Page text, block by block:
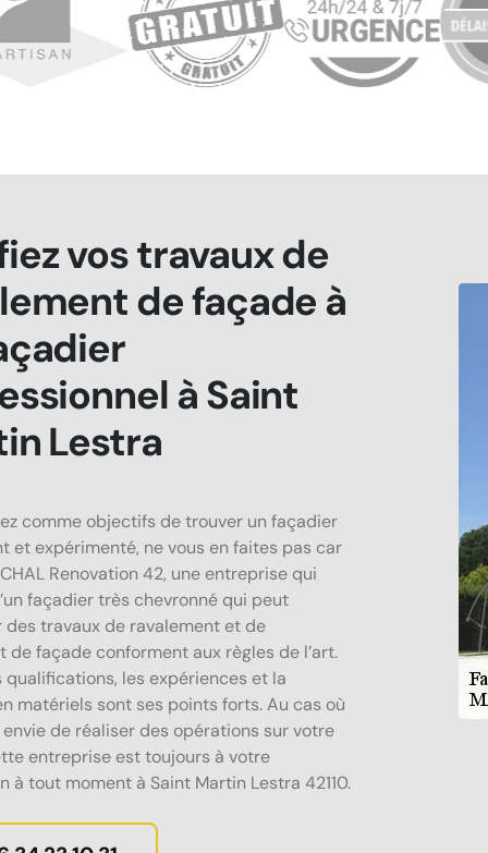
vos travaux de
de façade à
à Saint
Lestra
comme objectifs de trouver un façadier
et expérimenté, ne vous en faites pas car
Renovation 42, une entreprise qui
façadier très chevronné qui peut
travaux de ravalement et de
de façade conforment aux règles de l’art.
qualifications, les expériences et la
matériels sont ses points forts. Au cas où
envie de réaliser des opérations sur votre
entreprise est toujours à votre
à tout moment à Saint Martin Lestra 42110.